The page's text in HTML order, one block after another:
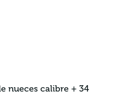
nueces calibre + 34